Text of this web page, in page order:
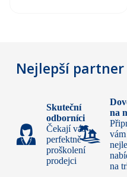
Nejlepší partner
Skuteční
odborníci
Čekají vás
perfektně
proškolení
prodejci
na
na